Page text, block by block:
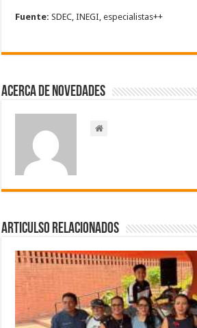
Fuente: SDEC, INEGI, especialistas++
Acerca de NOVEDADES
Articulso Relacionados